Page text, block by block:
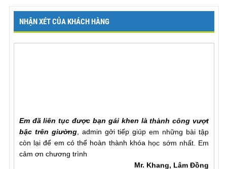
NHẬN XÉT CỦA KHÁCH HÀNG
bậc trên giường, admin gởi tiếp giúp em những bài tập
còn lại để em có thể hoàn thành khóa học sớm nhất. Em
cảm ơn chương trình